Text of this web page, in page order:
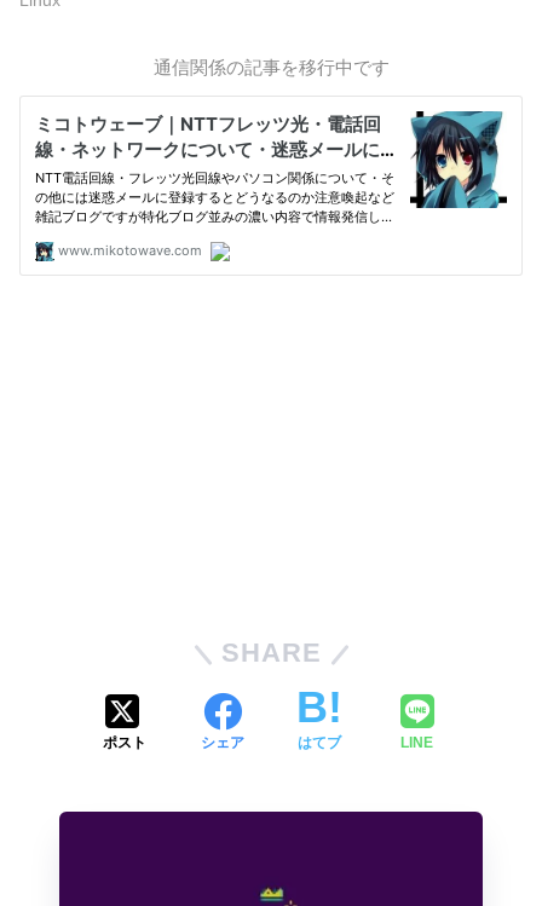
通信関係の記事を移行中です
SHARE
ポスト シェア はてブ LINE